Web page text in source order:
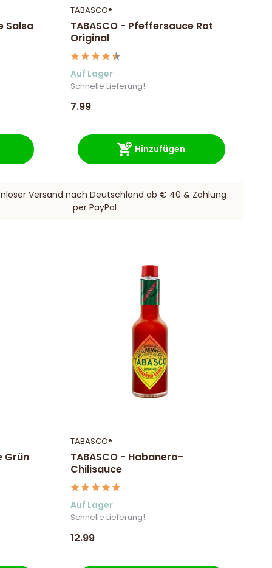
Salsa
TABASCO®
TABASCO - Pfeffersauce Rot
Original
Auf Lager
Schnelle Lieferung!
7.99
Hinzufügen
Versand nach Deutschland ab € 40 & Zahlung
per PayPal
Grün
TABASCO®
TABASCO - Habanero-
Chilisauce
Auf Lager
Schnelle Lieferung!
12.99